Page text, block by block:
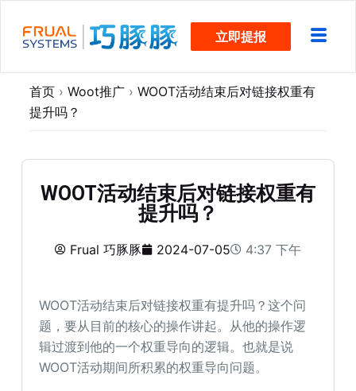
过
立即提报
首页 › Woot推广 › WOOT活动结束后对链接权重有
提升吗？
WOOT活动结束后对链接权重有
提升吗？
Frual 巧豚豚 2024-07-05 4:37 下午
WOOT活动结束后对链接权重有提升吗？这个问
题，要从目前的核心的操作讲起。从他的操作逻
辑过渡到他的一个权重导向的逻辑。也就是说
WOOT活动期间所积累的权重导向问题。